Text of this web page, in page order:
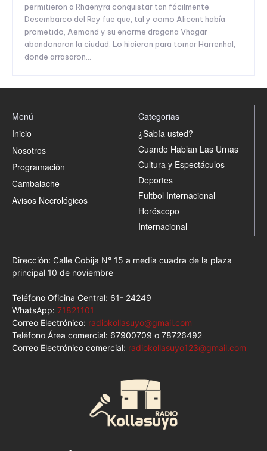
permitieron a Rhaenyra conquistar tan fácilmente
Desembarco del Rey fue que, tal y como Alicent había
prometido, Aemond y su enorme dragona Vhagar
abandonaron la ciudad. Lo hicieron para tomar Harrenhal,
donde arrasaron...
Menú
Inicio
Nosotros
Programación
Cambalache
Avisos Necrológicos
Categorias
¿Sabía usted?
Cuando Hablan Las Urnas
Cultura y Espectáculos
Deportes
Fultbol Internacional
Horóscopo
Internacional
Dirección: Calle Cobija N° 15 a media cuadra de la plaza
principal 10 de noviembre
Teléfono Oficina Central: 61- 24249
WhatsApp: 71821101
Correo Electrónico: radiokollasuyo@gmail.com
Teléfono Área comercial: 67900709 o 78726492
Correo Electrónico comercial: radiokollasuyo123@gmail.com